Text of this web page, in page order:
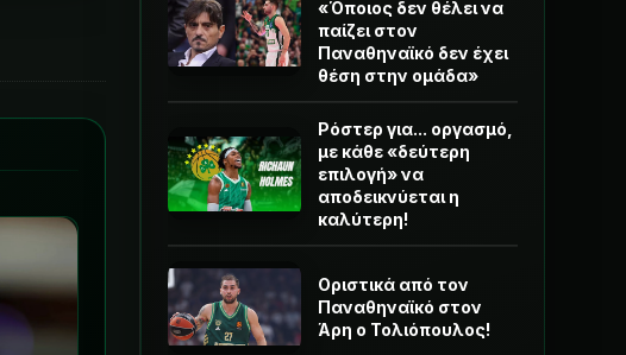
«Όποιος δεν θέλει να
παίζει στον
Παναθηναϊκό δεν έχει
θέση στην ομάδα»
Ρόστερ για... οργασμό,
με κάθε «δεύτερη
επιλογή» να
αποδεικνύεται η
καλύτερη!
Οριστικά από τον
Παναθηναϊκό στον
Άρη ο Τολιόπουλος!